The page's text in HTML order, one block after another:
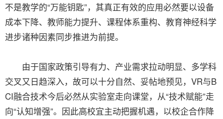
不是教学的“万能钥匙”，其真正有效的应用必然要以设备
成本下降、教师能力提升、课程体系重构、教育神经科学
进步诸种因素同步推进为前提。
由于国家政策引导有力、产业需求拉动明显、多学科
交叉又日趋深入，故可以十分自然、妥帖地预见，VR与B
CI融合技术今后必然从实验室走向课堂，从“技术赋能”走
向“认知增强”。因此高校宜主动把握机遇，以校企合作降